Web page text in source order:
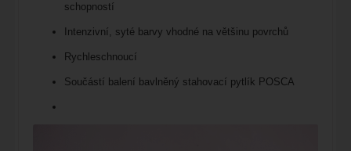
schopností
Intenzivní, syté barvy vhodné na většinu povrchů
Rychleschnoucí
Součástí balení bavlněný stahovací pytlík POSCA